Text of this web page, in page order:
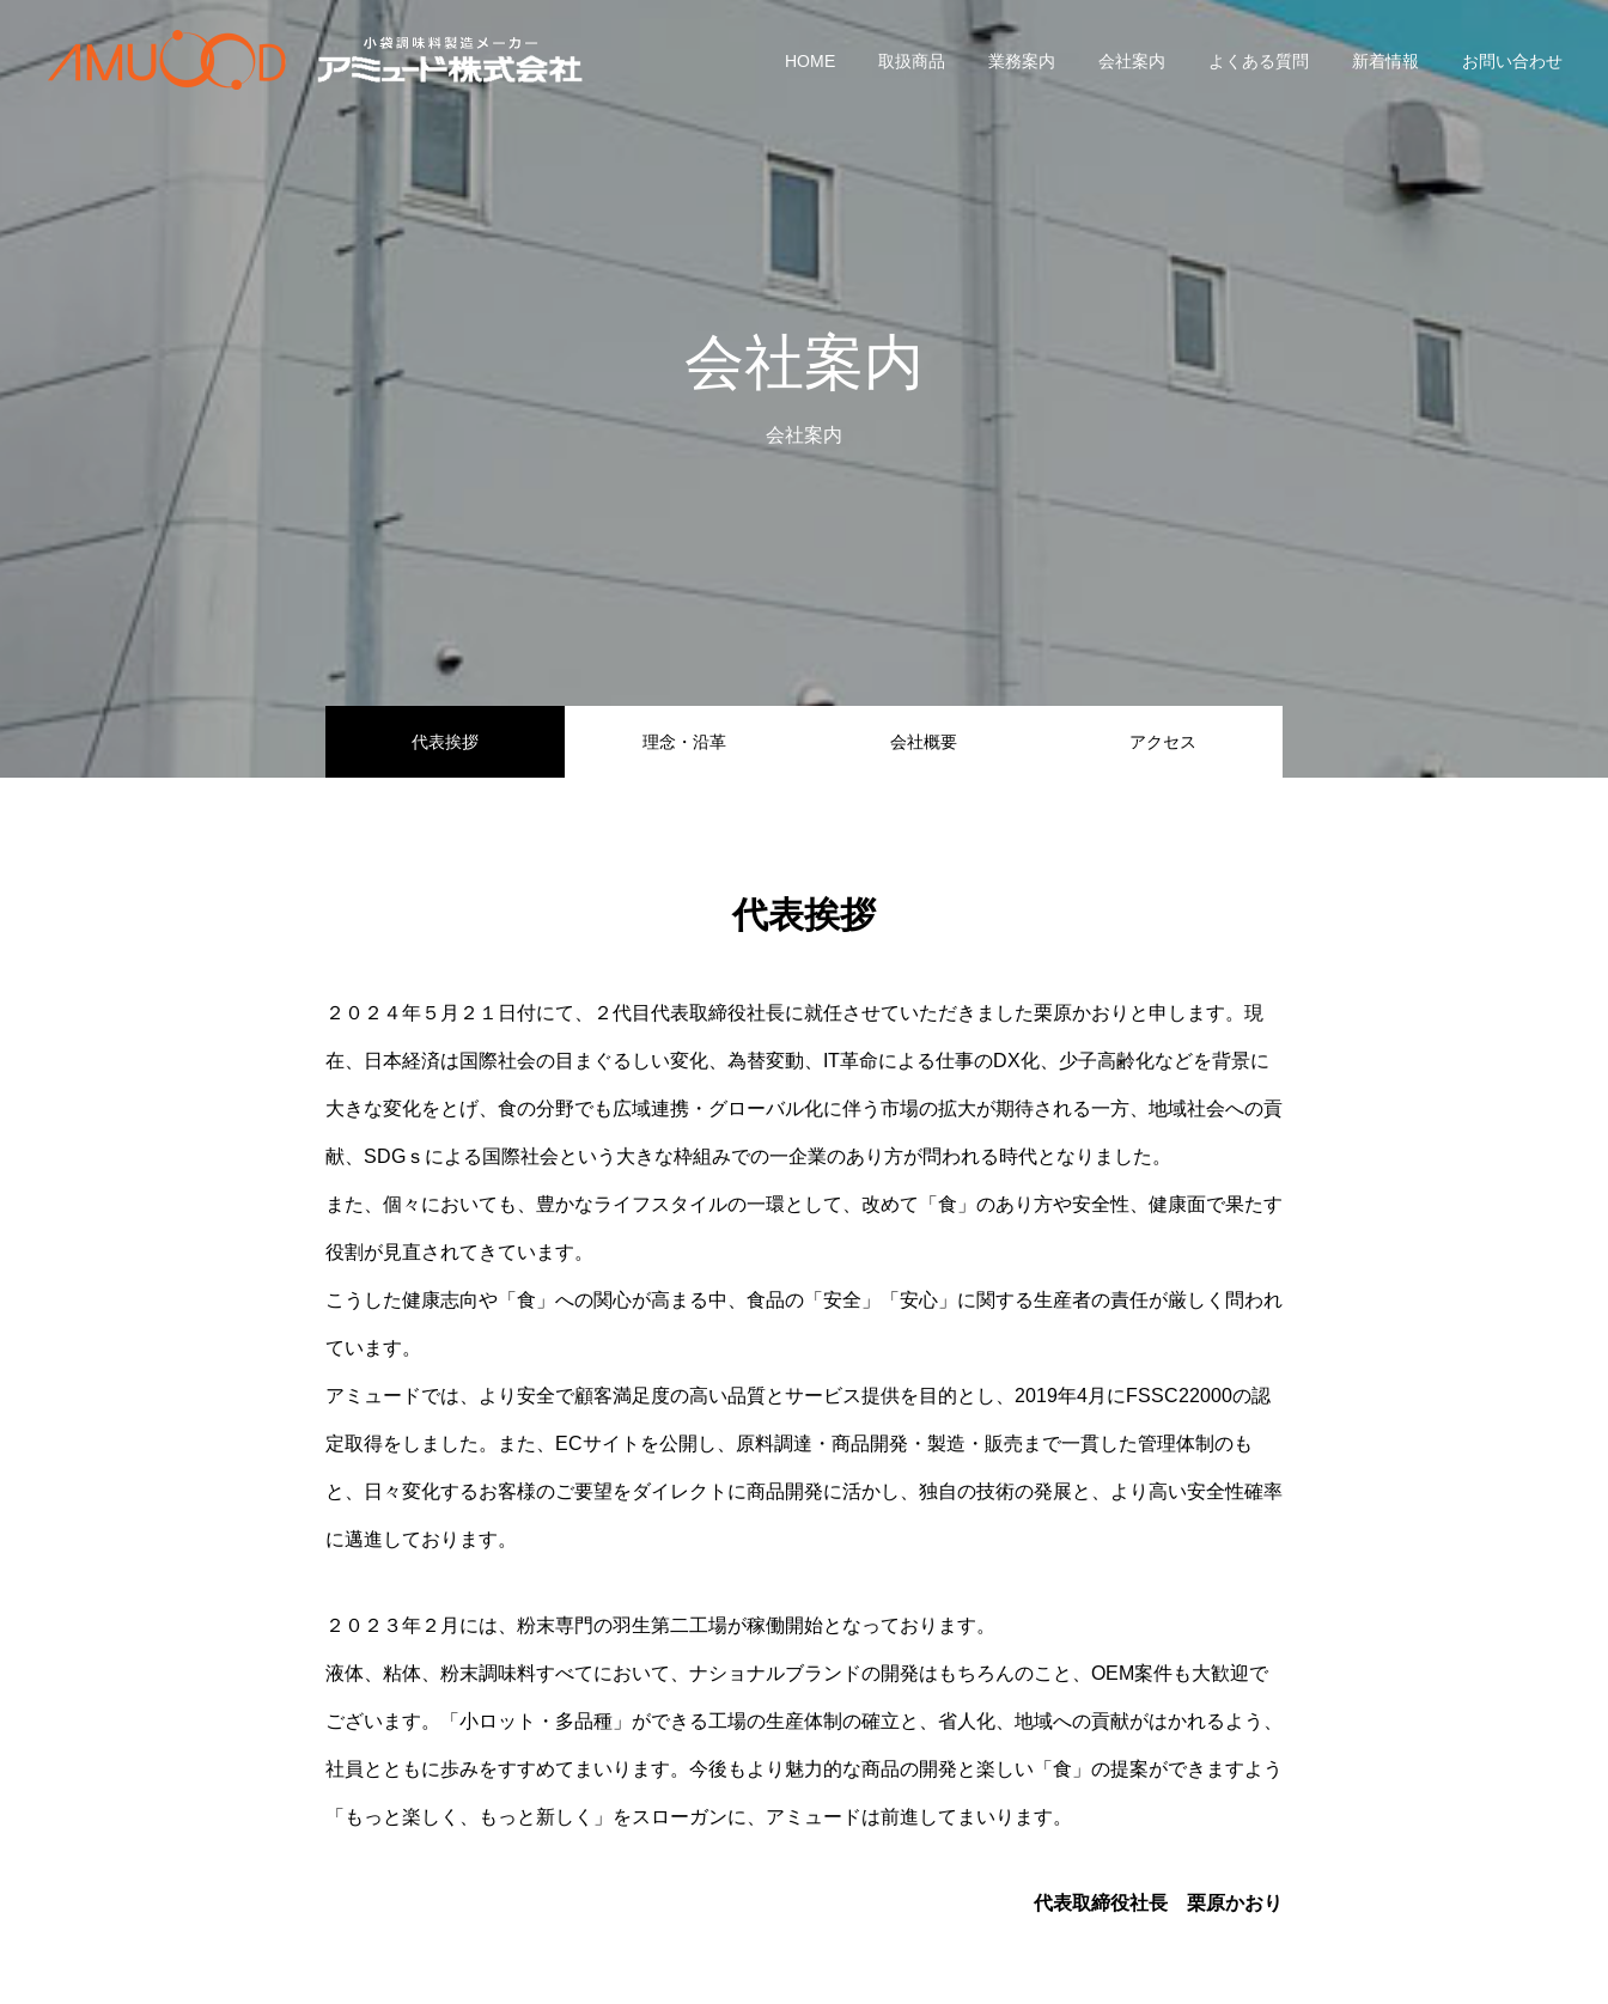
HOME 取扱商品 業務案内 会社案内 よくある質問 新着情報 お問い合わせ
会社案内
会社案内
代表挨拶 理念・沿革 会社概要 アクセス
代表挨拶
２０２４年５月２１日付にて、２代目代表取締役社長に就任させていただきました栗原かおりと申します。現
在、日本経済は国際社会の目まぐるしい変化、為替変動、IT革命による仕事のDX化、少子高齢化などを背景に
大きな変化をとげ、食の分野でも広域連携・グローバル化に伴う市場の拡大が期待される一方、地域社会への貢
献、SDGｓによる国際社会という大きな枠組みでの一企業のあり方が問われる時代となりました。
また、個々においても、豊かなライフスタイルの一環として、改めて「食」のあり方や安全性、健康面で果たす
役割が見直されてきています。
こうした健康志向や「食」への関心が高まる中、食品の「安全」「安心」に関する生産者の責任が厳しく問われ
ています。
アミュードでは、より安全で顧客満足度の高い品質とサービス提供を目的とし、2019年4月にFSSC22000の認
定取得をしました。また、ECサイトを公開し、原料調達・商品開発・製造・販売まで一貫した管理体制のも
と、日々変化するお客様のご要望をダイレクトに商品開発に活かし、独自の技術の発展と、より高い安全性確率
に邁進しております。
２０２３年２月には、粉末専門の羽生第二工場が稼働開始となっております。
液体、粘体、粉末調味料すべてにおいて、ナショナルブランドの開発はもちろんのこと、OEM案件も大歓迎で
ございます。「小ロット・多品種」ができる工場の生産体制の確立と、省人化、地域への貢献がはかれるよう、
社員とともに歩みをすすめてまいります。今後もより魅力的な商品の開発と楽しい「食」の提案ができますよう
「もっと楽しく、もっと新しく」をスローガンに、アミュードは前進してまいります。
代表取締役社長 栗原かおり